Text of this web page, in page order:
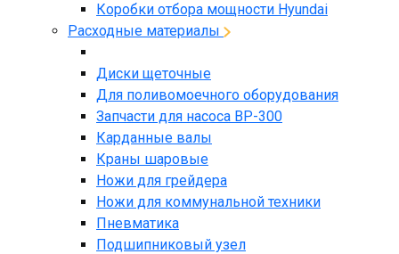
Коробки отбора мощности Hyundai
Расходные материалы
Диски щеточные
Для поливомоечного оборудования
Запчасти для насоса BP-300
Карданные валы
Краны шаровые
Ножи для грейдера
Ножи для коммунальной техники
Пневматика
Подшипниковый узел